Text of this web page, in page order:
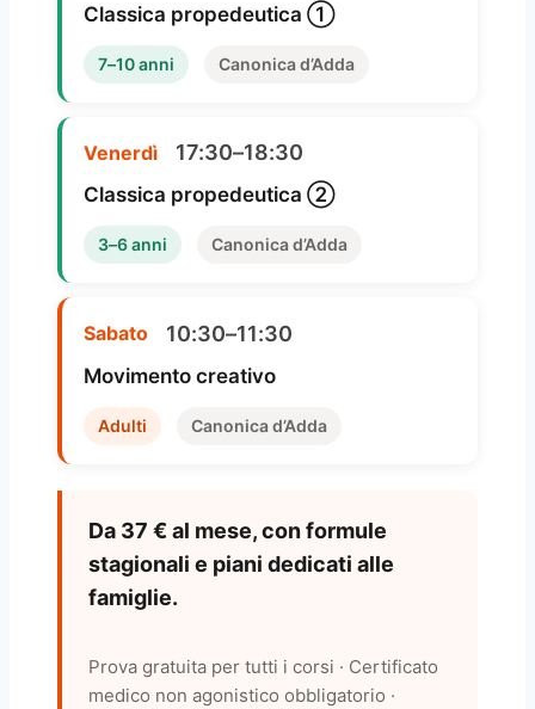
Classica propedeutica ①
7–10 anni Canonica d’Adda
Venerdì 17:30–18:30
Classica propedeutica ②
3–6 anni Canonica d’Adda
Sabato 10:30–11:30
Movimento creativo
Adulti Canonica d’Adda
Da 37 € al mese, con formule
stagionali e piani dedicati alle
famiglie.
Prova gratuita per tutti i corsi · Certificato
medico non agonistico obbligatorio ·